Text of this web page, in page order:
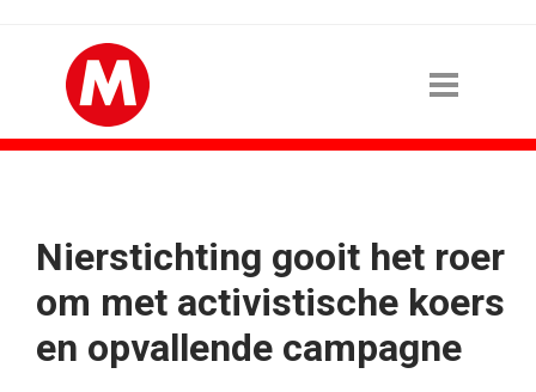
Nierstichting gooit het roer
om met activistische koers
en opvallende campagne